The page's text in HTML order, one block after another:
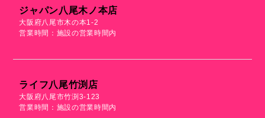
ジャパン八尾木ノ本店
大阪府八尾市木の本1-2
営業時間：施設の営業時間内
ライフ八尾竹渕店
大阪府八尾市竹渕3-123
営業時間：施設の営業時間内